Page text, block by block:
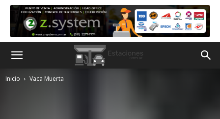
Inicio Vaca Muerta